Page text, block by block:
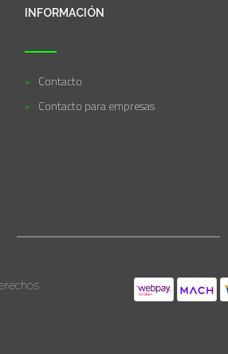
INFORMACIÓN
Contacto
Contacto para empresas